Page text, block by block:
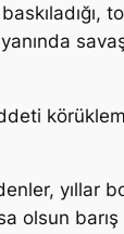
yıllar
olsun